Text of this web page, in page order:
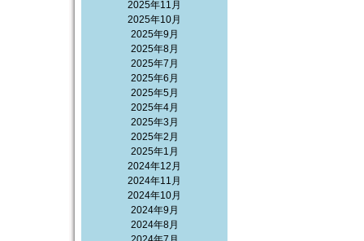
2025年11月
2025年10月
2025年9月
2025年8月
2025年7月
2025年6月
2025年5月
2025年4月
2025年3月
2025年2月
2025年1月
2024年12月
2024年11月
2024年10月
2024年9月
2024年8月